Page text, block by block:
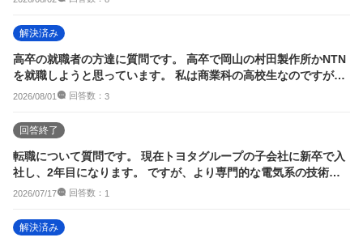
解決済み
高卒の就職者の方達に質問です。 高卒で岡山の村田製作所かNTN
を就職しようと思っています。 私は商業科の高校生なのですが、
二社のような...
2026/08/01 回答数： 3
回答終了
転職について質問です。 現在トヨタグループの子会社に新卒で入
社し、2年目になります。 ですが、より専門的な電気系の技術職
として働きたい...
2026/07/17 回答数： 1
解決済み